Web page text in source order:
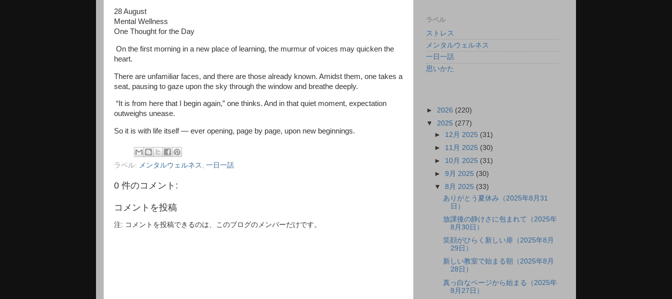
28 August
Mental Wellness
One Thought for the Day
On the first morning in a new place of learning, the murmur of voices may quicken the
heart.
There are unfamiliar faces, and there are those already known. Amidst them, one takes a
seat, pausing to gaze upon the sky through the window and breathe deeply.
“It is from here that I begin again,” one thinks. And in that quiet moment, expectation
outweighs unease.
So it is with life itself — ever opening, page by page, upon new beginnings.
ラベル: メンタルウェルネス 一日一話
0 件のコメント:
コメントを投稿
注: コメントを投稿できるのは、このブログのメンバーだけです。
ラベル
ストレス
メンタルウェルネス
一日一話
思いかた
► 2026 (220)
▼ 2025 (277)
► 12月 2025 (31)
► 11月 2025 (30)
► 10月 2025 (31)
►9月 2025 (30)
▼8月 2025 (33)
ありがとう夏休み（2025年8月31
日）
放課後の静けさに包まれて（2025年
8月30日）
笑顔がひらく新しい扉（2025年8月
29日）
新しい教室で始まる朝（2025年8月
28日）
真っ白なページから始まる（2025年
8月27日）